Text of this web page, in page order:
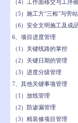
（4）工作面移交与工序
（5）施工方“三检”与旁
（6）安全文明施工及成
6、项目进度管理
（1）关键线路的掌控
（2）关键日期的管理
（3）进度分级管理
7、其他关键事项管理
（1）放线管理
（2）防渗漏管理
（3）精装修项目管理